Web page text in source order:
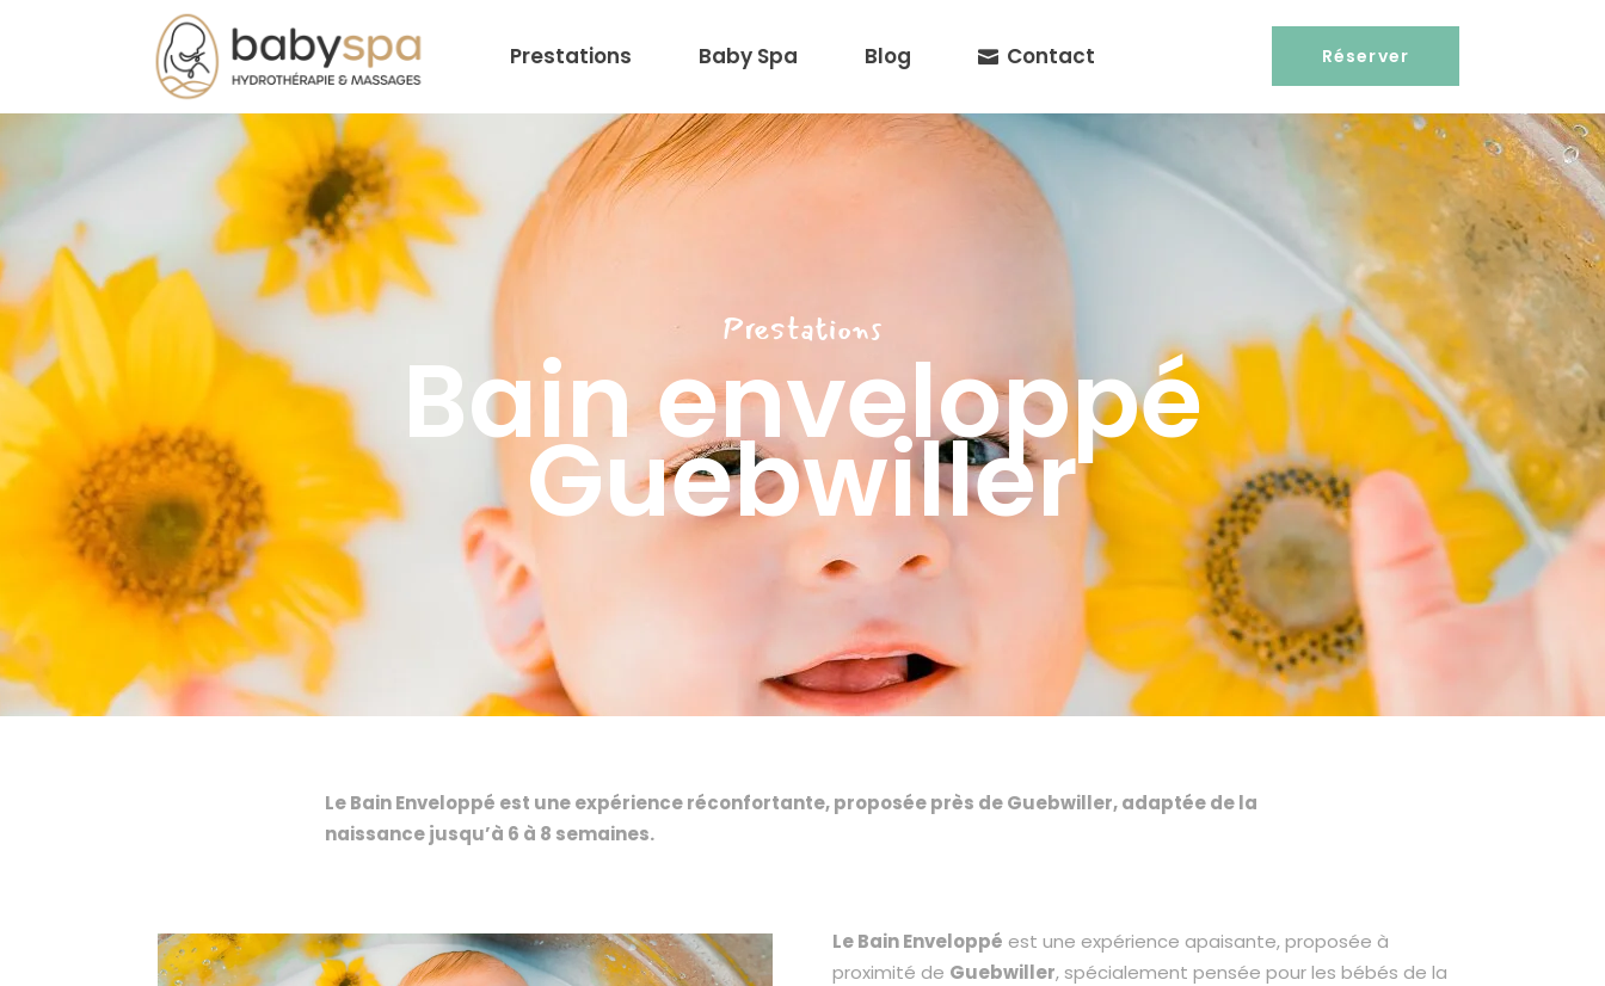
Réserver
Prestations Baby Spa Blog Contact
Prestations
Bain enveloppé
Guebwiller
Le Bain Enveloppé est une expérience réconfortante, proposée près de Guebwiller, adaptée de la
naissance jusqu’à 6 à 8 semaines.
Le Bain Enveloppé est une expérience apaisante, proposée à
proximité de Guebwiller, spécialement pensée pour les bébés de la